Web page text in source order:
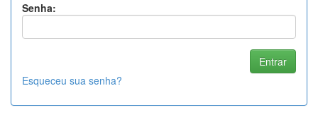
Senha:
Esqueceu sua senha?